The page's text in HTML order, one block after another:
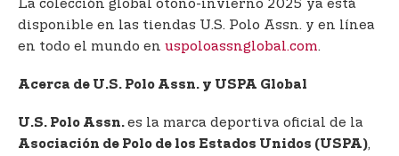
La colección global otoño-invierno 2025 ya está
disponible en las tiendas U.S. Polo Assn. y en línea
en todo el mundo en uspoloassnglobal.com.
Acerca de U.S. Polo Assn. y USPA Global
U.S. Polo Assn.es la marca deportiva oficial de la
Asociación de Polo de los Estados Unidos (USPA),